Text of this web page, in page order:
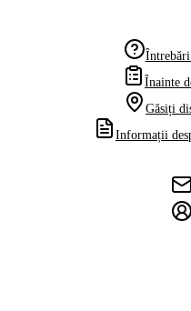
Înainte
Găsiți
Informații